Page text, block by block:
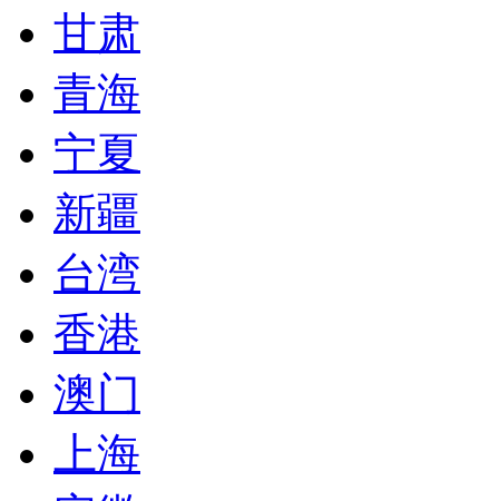
甘肃
青海
宁夏
新疆
台湾
香港
澳门
上海